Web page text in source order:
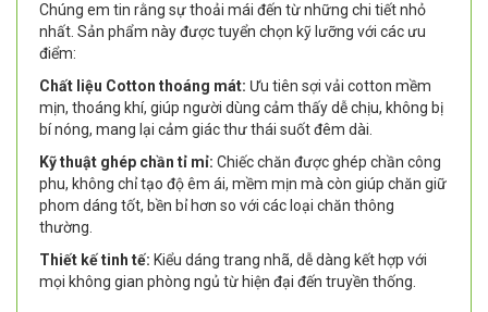
Chúng em tin rằng sự thoải mái đến từ những chi tiết nhỏ
nhất. Sản phẩm này được tuyển chọn kỹ lưỡng với các ưu
điểm:
Chất liệu Cotton thoáng mát: Ưu tiên sợi vải cotton mềm
mịn, thoáng khí, giúp người dùng cảm thấy dễ chịu, không bị
bí nóng, mang lại cảm giác thư thái suốt đêm dài.
Kỹ thuật ghép chần tỉ mỉ: Chiếc chăn được ghép chần công
phu, không chỉ tạo độ êm ái, mềm mịn mà còn giúp chăn giữ
phom dáng tốt, bền bỉ hơn so với các loại chăn thông
thường.
Thiết kế tinh tế: Kiểu dáng trang nhã, dễ dàng kết hợp với
mọi không gian phòng ngủ từ hiện đại đến truyền thống.